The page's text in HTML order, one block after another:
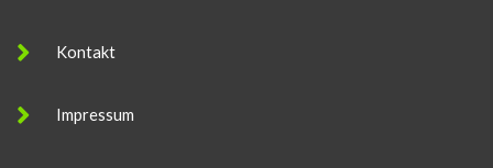
Kontakt
Impressum